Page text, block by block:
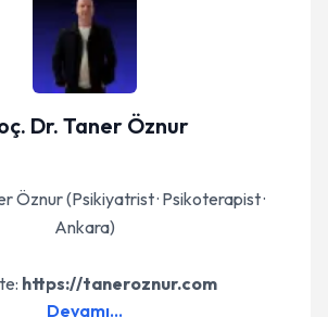
Dr. Taner Öznur
Öznur (Psikiyatrist · Psikoterapist ·
Ankara)
https://taneroznur.com
Devamı...